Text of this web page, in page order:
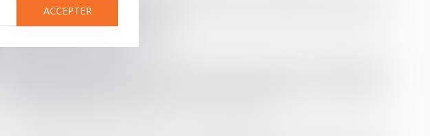
prépare l'examen d'entrée à l'Ecole de Formation du Barreau et travaille, à
temps partiel, au sein du Cabinet.
ACCEPTER